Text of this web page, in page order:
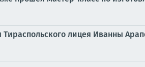
лицея Иванны